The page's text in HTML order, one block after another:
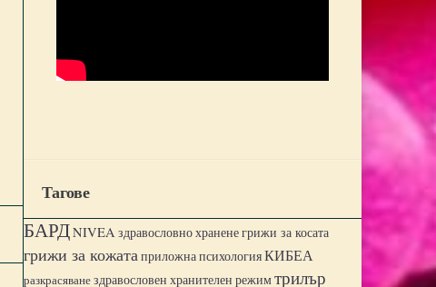
Тагове
БАРДNIVEA здравословно храненегрижи за косата
грижи за кожатаприложна психологияКИБЕА
разкрасяванездравословен хранителен режимтрилър